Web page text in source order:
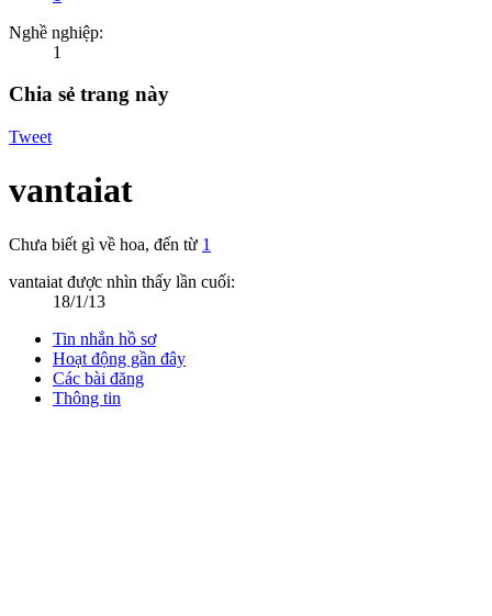
Nghề nghiệp:
1
Chia sẻ trang này
Tweet
vantaiat
Chưa biết gì về hoa, đến từ 1
vantaiat được nhìn thấy lần cuối:
18/1/13
Tin nhắn hồ sơ
Hoạt động gần đây
Các bài đăng
Thông tin